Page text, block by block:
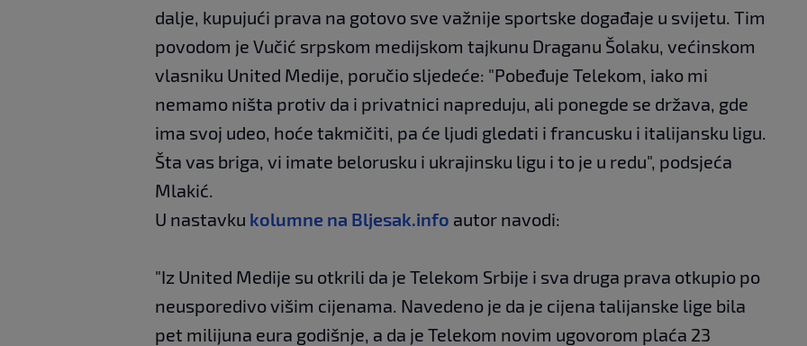
dalje, kupujući prava na gotovo sve važnije sportske događaje u svijetu. Tim
povodom je Vučić srpskom medijskom tajkunu Draganu Šolaku, većinskom
vlasniku United Medije, poručio sljedeće: "Pobeđuje Telekom, iako mi
nemamo ništa protiv da i privatnici napreduju, ali ponegde se država, gde
ima svoj udeo, hoće takmičiti, pa će ljudi gledati i francusku i italijansku ligu.
Šta vas briga, vi imate belorusku i ukrajinsku ligu i to je u redu", podsjeća
Mlakić.
U nastavku kolumne na Bljesak.info autor navodi:
"Iz United Medije su otkrili da je Telekom Srbije i sva druga prava otkupio po
neusporedivo višim cijenama. Navedeno je da je cijena talijanske lige bila
pet milijuna eura godišnje, a da je Telekom novim ugovorom plaća 23